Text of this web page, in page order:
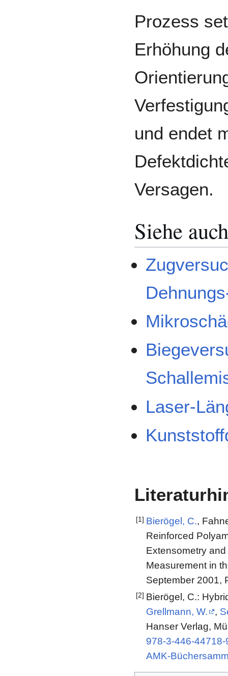
Prozess
Erhöhung
und endet
Versagen.
Siehe auch
Laser-
[1] Bierögel, C.,
Reinforced
Extensometry
Measurement in
September 2001,
[2] Bierögel, C.:
Grellmann, W.
,
Hanser Verlag,
978-3-446-44718-
AMK-